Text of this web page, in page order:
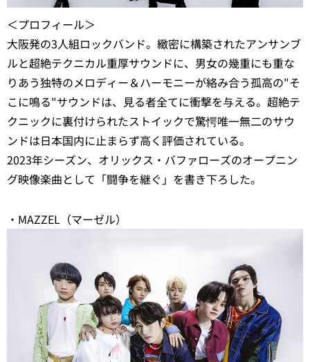
＜プロフィール＞
大阪発の3人組ロックバンド。緻密に構築されたアンサンブ
ルと超絶テクニカル重厚サウンドに、男女の幾重にも重な
りあう独特のメロディー＆ハーモニーが絡み合う孤高の"そ
こに鳴る"サウンドは、見る者全てに衝撃を与える。超絶テ
クニックに裏付けられたストイックで驚愕唯一無二のサウ
ンドは日本国内に止まらず高く評価されている。
2023年シーズン、オリックス・バファローズのオープニン
グ映像楽曲として「闘争を継ぐ」を書き下ろした。
・MAZZEL（マーゼル）